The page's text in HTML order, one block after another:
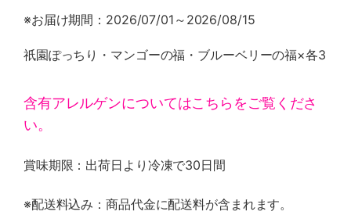
※お届け期間：2026/07/01～2026/08/15
祇園ぽっちり・マンゴーの福・ブルーベリーの福×各3
含有アレルゲンについてはこちらをご覧くださ
い。
賞味期限：出荷日より冷凍で30日間
※配送料込み：商品代金に配送料が含まれます。